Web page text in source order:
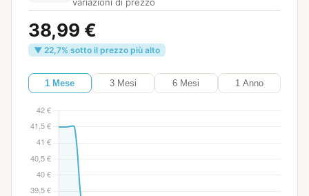
38,99 €
▼ 22,7% sotto il prezzo più alto
1 Mese 3 Mesi 6 Mesi 1 Anno